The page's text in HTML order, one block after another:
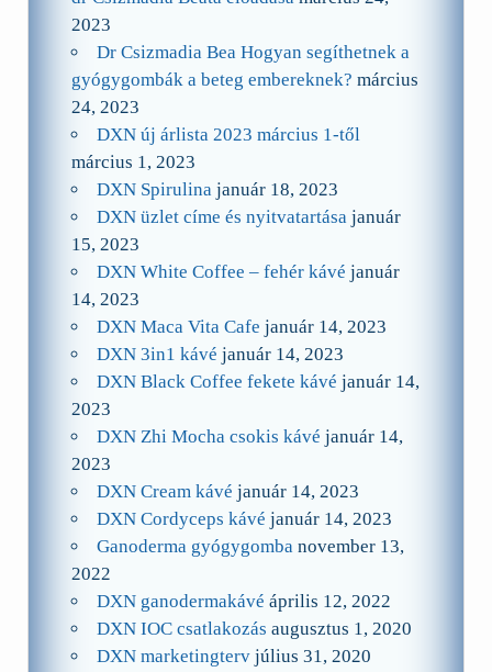
2023
Dr Csizmadia Bea Hogyan segíthetnek a
gyógygombák a beteg embereknek? március
24, 2023
DXN új árlista 2023 március 1-től
március 1, 2023
DXN Spirulina január 18, 2023
DXN üzlet címe és nyitvatartása január
15, 2023
DXN White Coffee – fehér kávé január
14, 2023
DXN Maca Vita Cafe január 14, 2023
DXN 3in1 kávé január 14, 2023
DXN Black Coffee fekete kávé január 14,
2023
DXN Zhi Mocha csokis kávé január 14,
2023
DXN Cream kávé január 14, 2023
DXN Cordyceps kávé január 14, 2023
Ganoderma gyógygomba november 13,
2022
DXN ganodermakávé április 12, 2022
DXN IOC csatlakozás augusztus 1, 2020
DXN marketingterv július 31, 2020